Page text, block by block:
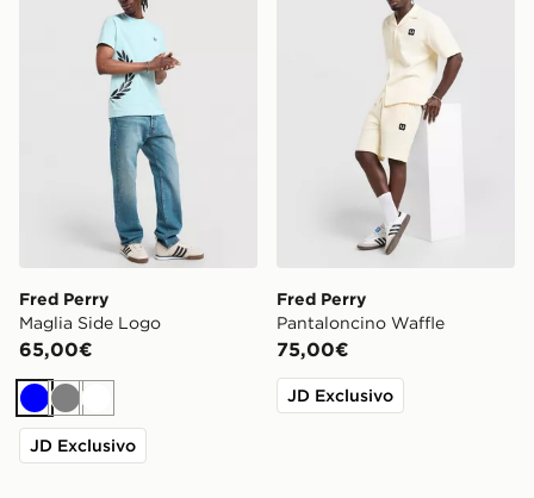
Fred Perry
Maglia Side Logo
65,00€
BluGrigioBianco
JD Exclusivo
Fred Perry
Pantaloncino Waffle
75,00€
JD Exclusivo